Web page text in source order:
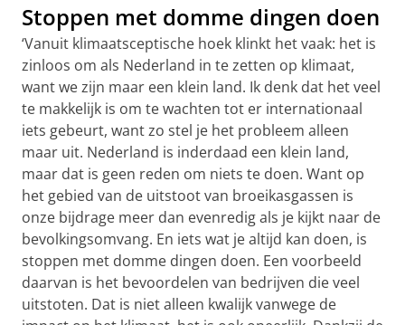
Stoppen met domme dingen doen
‘Vanuit klimaatsceptische hoek klinkt het vaak: het is
zinloos om als Nederland in te zetten op klimaat,
want we zijn maar een klein land. Ik denk dat het veel
te makkelijk is om te wachten tot er internationaal
iets gebeurt, want zo stel je het probleem alleen
maar uit. Nederland is inderdaad een klein land,
maar dat is geen reden om niets te doen. Want op
het gebied van de uitstoot van broeikasgassen is
onze bijdrage meer dan evenredig als je kijkt naar de
bevolkingsomvang. En iets wat je altijd kan doen, is
stoppen met domme dingen doen. Een voorbeeld
daarvan is het bevoordelen van bedrijven die veel
uitstoten. Dat is niet alleen kwalijk vanwege de